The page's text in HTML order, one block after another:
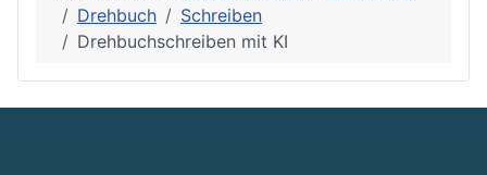
Drehbuch
Schreiben
Drehbuchschreiben mit KI